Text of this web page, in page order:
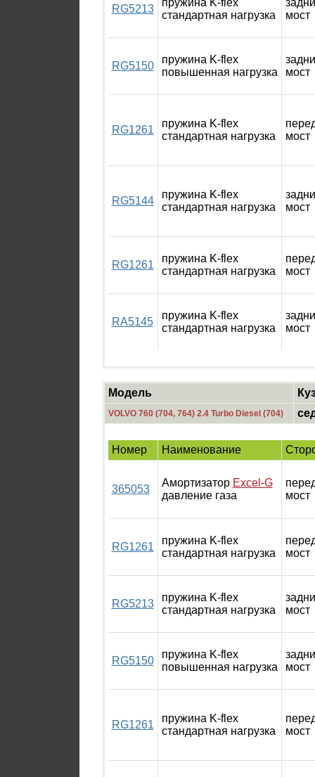
RG5213
стандартная нагрузка
мост
RG5150
пружина K-flex
повышенная нагрузка
мост
RG1261
пружина K-flex
стандартная нагрузка
мост
RG5144
пружина K-flex
стандартная нагрузка
мост
RG1261
пружина K-flex
стандартная нагрузка
мост
RA5145
пружина K-flex
стандартная нагрузка
мост
Модель
VOLVO 760 (704, 764) 2.4 Turbo Diesel (704)
Номер Наименование
365053
Амортизатор Excel-G
давление газа
мост
RG1261
пружина K-flex
стандартная нагрузка
мост
RG5213
пружина K-flex
стандартная нагрузка
мост
RG5150
пружина K-flex
повышенная нагрузка
мост
RG1261
пружина K-flex
стандартная нагрузка
мост